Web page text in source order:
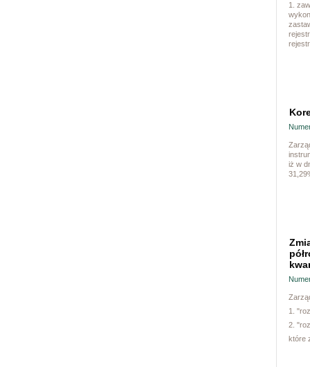
1.
iż w
1.
2.
które